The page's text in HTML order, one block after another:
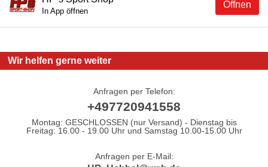
Öffnen
In App öffnen
Wir helfen gerne weiter
Anfragen per Telefon:
+497720941558
Montag: GESCHLOSSEN (nur Versand) - Dienstag bis
Freitag: 16.00 - 19.00 Uhr und Samstag 10.00-15.00 Uhr
Anfragen per E-Mail: